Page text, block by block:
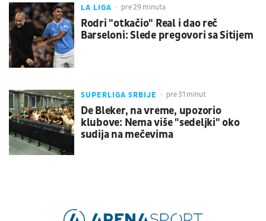
LA LIGA pre 29 minuta
Rodri "otkačio" Real i dao reč
Barseloni: Slede pregovori sa Sitijem
SUPERLIGA SRBIJE pre 31 minut
De Bleker, na vreme, upozorio
klubove: Nema više "sedeljki" oko
sudija na mečevima